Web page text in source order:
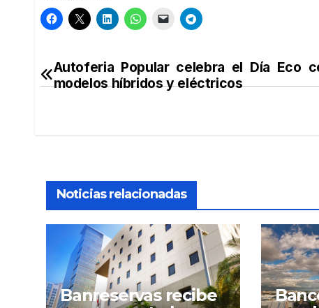
Navegación
Autoferia Popular celebra el Día Eco
modelos híbridos y eléctricos
Noticias relacionadas
Banreservas recibe